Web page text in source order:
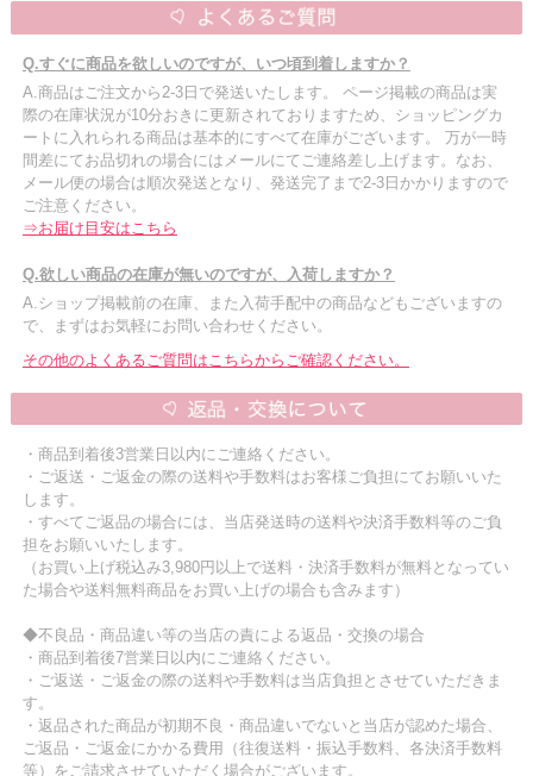
Q.すぐに商品を欲しいのですが、いつ頃到着しますか？
A.商品はご注文から2-3日で発送いたします。 ページ掲載の商品は実
際の在庫状況が10分おきに更新されておりますため、ショッピングカ
ートに入れられる商品は基本的にすべて在庫がございます。 万が一時
間差にてお品切れの場合にはメールにてご連絡差し上げます。なお、
メール便の場合は順次発送となり、発送完了まで2-3日かかりますので
ご注意ください。
⇒お届け目安はこちら
Q.欲しい商品の在庫が無いのですが、入荷しますか？
A.ショップ掲載前の在庫、また入荷手配中の商品などもございますの
で、まずはお気軽にお問い合わせください。
その他のよくあるご質問はこちらからご確認ください。
・商品到着後3営業日以内にご連絡ください。
・ご返送・ご返金の際の送料や手数料はお客様ご負担にてお願いいた
します。
・すべてご返品の場合には、当店発送時の送料や決済手数料等のご負
担をお願いいたします。
（お買い上げ税込み3,980円以上で送料・決済手数料が無料となってい
た場合や送料無料商品をお買い上げの場合も含みます）
◆不良品・商品違い等の当店の責による返品・交換の場合
・商品到着後7営業日以内にご連絡ください。
・ご返送・ご返金の際の送料や手数料は当店負担とさせていただきま
す。
・返品された商品が初期不良・商品違いでないと当店が認めた場合、
ご返品・ご返金にかかる費用（往復送料・振込手数料、各決済手数料
等）をご請求させていただく場合がございます。